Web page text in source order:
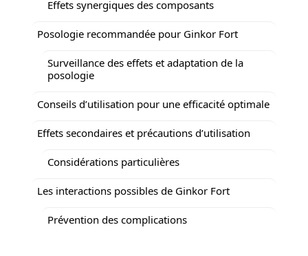
Effets synergiques des composants
Posologie recommandée pour Ginkor Fort
Surveillance des effets et adaptation de la
posologie
Conseils d’utilisation pour une efficacité optimale
Effets secondaires et précautions d’utilisation
Considérations particulières
Les interactions possibles de Ginkor Fort
Prévention des complications